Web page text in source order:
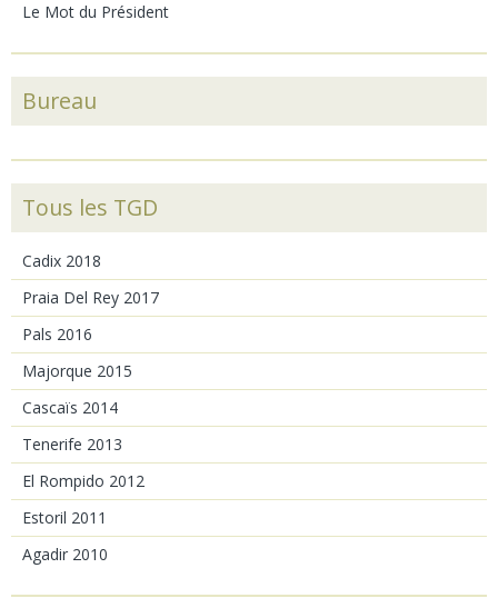
Le Mot du Président
Bureau
Tous les TGD
Cadix 2018
Praia Del Rey 2017
Pals 2016
Majorque 2015
Cascaïs 2014
Tenerife 2013
El Rompido 2012
Estoril 2011
Agadir 2010